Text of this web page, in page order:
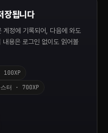
장됩니다
계정에 기록되어, 다음에 와도
용은 로그인 없이도 읽어볼
터 · 700XP